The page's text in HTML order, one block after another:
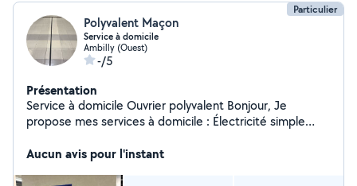
Particulier
Polyvalent Maçon
Service à domicile
Ambilly (Ouest)
-/5
Présentation
Service à domicile Ouvrier polyvalent Bonjour, Je
propose mes services à domicile : Électricité simple
linge / lave-vaisselle Jardinage Maçonnerie Peinture .
Aucun avis pour l'instant